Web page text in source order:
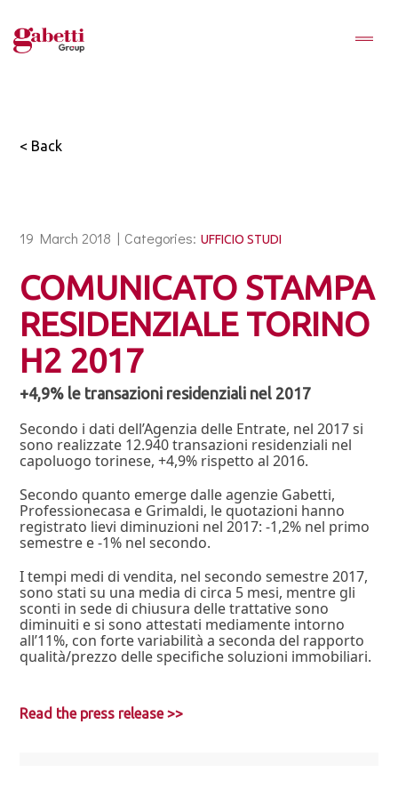
< Back
19 March 2018 | Categories: UFFICIO STUDI
COMUNICATO STAMPA
RESIDENZIALE TORINO
H2 2017
+4,9% le transazioni residenziali nel 2017
Secondo i dati dell’Agenzia delle Entrate, nel 2017 si
sono realizzate 12.940 transazioni residenziali nel
capoluogo torinese, +4,9% rispetto al 2016.
Secondo quanto emerge dalle agenzie Gabetti,
Professionecasa e Grimaldi, le quotazioni hanno
registrato lievi diminuzioni nel 2017: -1,2% nel primo
semestre e -1% nel secondo.
I tempi medi di vendita, nel secondo semestre 2017,
sono stati su una media di circa 5 mesi, mentre gli
sconti in sede di chiusura delle trattative sono
diminuiti e si sono attestati mediamente intorno
all’11%, con forte variabilità a seconda del rapporto
qualità/prezzo delle specifiche soluzioni immobiliari.
Read the press release >>